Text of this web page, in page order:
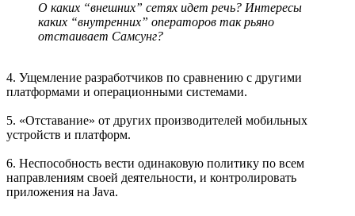
О каких “внешних” сетях идет речь? Интересы
каких “внутренних” операторов так рьяно
отстаивает Самсунг?
4. Ущемление разработчиков по сравнению с другими
платформами и операционными системами.
5. «Отставание» от других производителей мобильных
устройств и платформ.
6. Неспособность вести одинаковую политику по всем
направлениям своей деятельности, и контролировать
приложения на Java.